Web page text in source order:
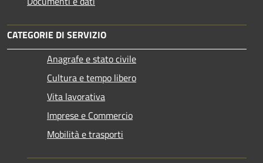
CATEGORIE DI SERVIZIO
Anagrafe e stato civile
Cultura e tempo libero
Vita lavorativa
Imprese e Commercio
Mobilità e trasporti